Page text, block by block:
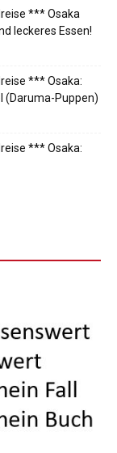
*** Osaka
leckeres Essen!
*** Osaka:
(Daruma-Puppen)
*** Osaka: